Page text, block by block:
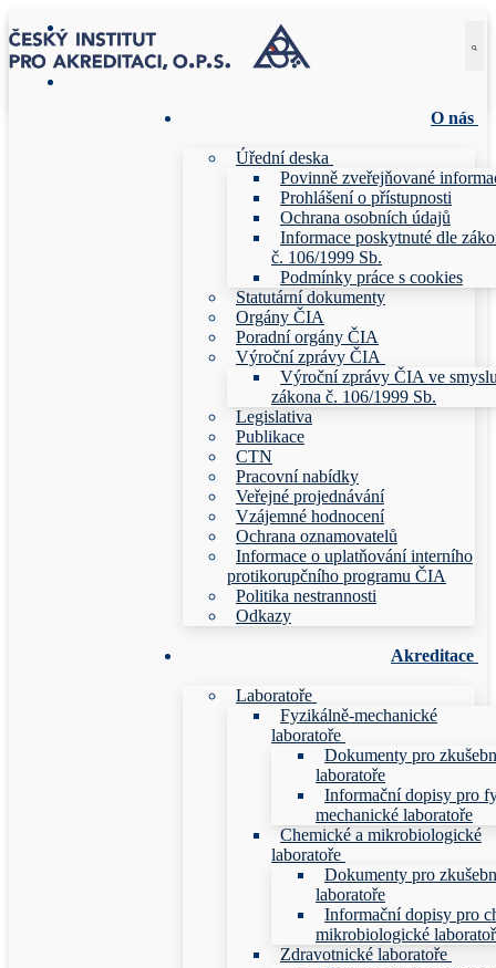
Přeskočit
na
obsah
Menu
Zavřeno
O nás
Úřední deska
Povinně zveřejňované
Prohlášení o přístupnosti
Ochrana osobních údajů
Informace poskytnuté dle
č. 106/1999 Sb.
Podmínky práce s cookies
Statutární dokumenty
Orgány ČIA
Poradní orgány ČIA
Výroční zprávy ČIA
Výroční zprávy ČIA ve
zákona č. 106/1999 Sb.
Legislativa
Publikace
CTN
Pracovní nabídky
Veřejné projednávání
Vzájemné hodnocení
Ochrana oznamovatelů
Informace o uplatňování interního
protikorupčního programu ČIA
Politika nestrannosti
Odkazy
Akreditace
Laboratoře
Fyzikálně-mechanické
laboratoře
Dokumenty pro
laboratoře
Informační dopisy pro
mechanické laboratoře
Chemické a mikrobiologické
laboratoře
Dokumenty pro
laboratoře
Informační dopisy pro
mikrobiologické
Zdravotnické laboratoře